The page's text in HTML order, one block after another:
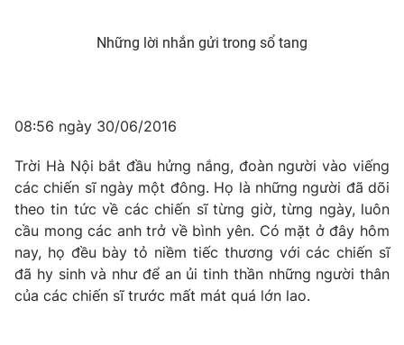
Những lời nhắn gửi trong sổ tang
08:56 ngày 30/06/2016
Trời Hà Nội bắt đầu hửng nắng, đoàn người vào viếng
các chiến sĩ ngày một đông. Họ là những người đã dõi
theo tin tức về các chiến sĩ từng giờ, từng ngày, luôn
cầu mong các anh trở về bình yên. Có mặt ở đây hôm
nay, họ đều bày tỏ niềm tiếc thương với các chiến sĩ
đã hy sinh và như để an ủi tinh thần những người thân
của các chiến sĩ trước mất mát quá lớn lao.